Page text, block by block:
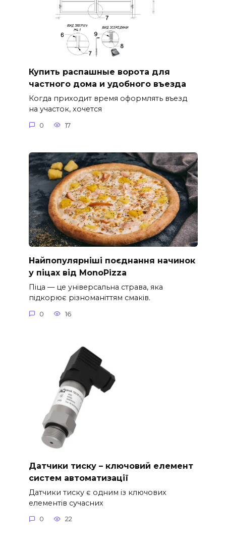
Купить распашные ворота для
частного дома и удобного въезда
Когда приходит время оформлять въезд
на участок, хочется
0 17
Найпопулярніші поєднання начинок
у піцах від MonoPizza
Піца — це універсальна страва, яка
підкорює різноманіттям смаків.
0 16
Датчики тиску – ключовий елемент
систем автоматизації
Датчики тиску є одним із ключових
елементів сучасних
0 22